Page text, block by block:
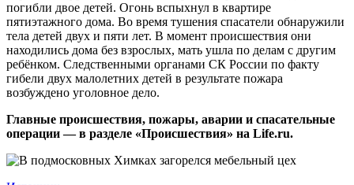
погибли двое детей. Огонь вспыхнул в квартире
пятиэтажного дома. Во время тушения спасатели обнаружили
тела детей двух и пяти лет. В момент происшествия они
находились дома без взрослых, мать ушла по делам с другим
ребёнком. Следственными органами СК России по факту
гибели двух малолетних детей в результате пожара
возбуждено уголовное дело.
Главные происшествия, пожары, аварии и спасательные
операции — в разделе «Происшествия» на Life.ru.